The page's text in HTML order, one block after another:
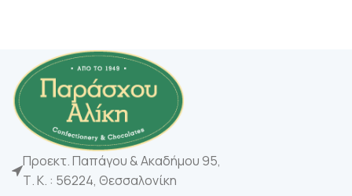
Προεκτ. Παπάγου & Ακαδήμου 95,
Τ. Κ. : 56224, Θεσσαλονίκη